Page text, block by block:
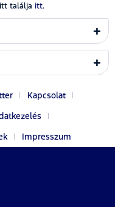
találja itt.
Kapcsolat
Impresszum